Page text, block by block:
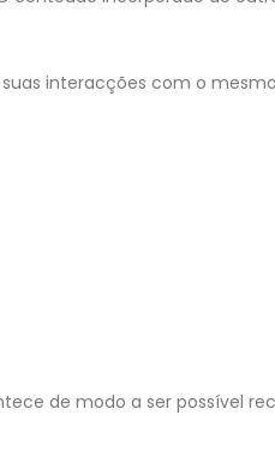
interacções com o
de modo a ser possível